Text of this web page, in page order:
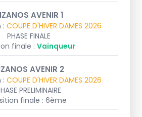
AVENIR 1
: COUPE D'HIVER DAMES 2026
PHASE FINALE
finale : Vainqueur
AVENIR 2
: COUPE D'HIVER DAMES 2026
PRELIMINAIRE
finale : 6ème